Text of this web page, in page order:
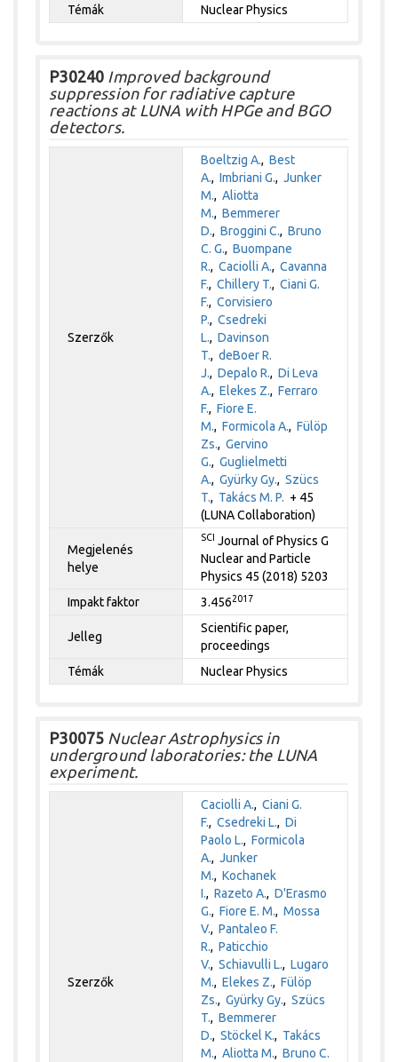
Témák
Nuclear Physics
P30240 Improved background
suppression for radiative capture
reactions at LUNA with HPGe and BGO
detectors.
Szerzők
Boeltzig A.,Best
A.,Imbriani G.,Junker
M.,Aliotta
M.,Bemmerer
D.,Broggini C.,Bruno
C. G.,Buompane
R.,Caciolli A.,Cavanna
F.,Chillery T.,Ciani G.
F.,Corvisiero
P.,Csedreki
L.,Davinson
T.,deBoer R.
J.,Depalo R.,Di Leva
A.,Elekes Z.,Ferraro
F.,Fiore E.
M.,Formicola A.,Fülöp
Zs.,Gervino
G.,Guglielmetti
A.,Gyürky Gy.,Szücs
T., Takács M. P. + 45
(LUNA Collaboration)
Megjelenés
helye
SCI Journal of Physics G
Nuclear and Particle
Physics 45 (2018) 5203
Impakt faktor
3.4562017
Jelleg
Scientific paper,
proceedings
Témák
Nuclear Physics
P30075 Nuclear Astrophysics in
underground laboratories: the LUNA
experiment.
Szerzők
Caciolli A.,Ciani G.
F.,Csedreki L.,Di
Paolo L.,Formicola
A.,Junker
M.,Kochanek
I.,Razeto A.,D'Erasmo
G.,Fiore E. M.,Mossa
V.,Pantaleo F.
R.,Paticchio
V.,Schiavulli L.,Lugaro
M.,Elekes Z.,Fülöp
Zs.,Gyürky Gy.,Szücs
T.,Bemmerer
D.,Stöckel K., Takács
M.,Aliotta M.,Bruno C.